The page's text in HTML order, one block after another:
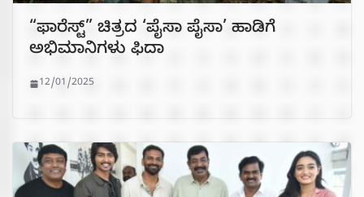
“ಫಾರೆಸ್ಟ್” ಚಿತ್ರದ ‘ಪೈಸಾ ಪೈಸಾ’ ಹಾಡಿಗೆ
ಅಭಿಮಾನಿಗಳು ಫಿದಾ
12/01/2025